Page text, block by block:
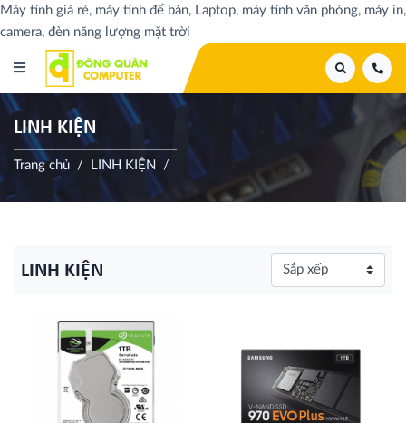
Máy tính giá rẻ, máy tính để bàn, Laptop, máy tính văn phòng, máy in,
camera, đèn năng lượng mặt trời
LINH KIỆN
Trang chủ LINH KIỆN
LINH KIỆN